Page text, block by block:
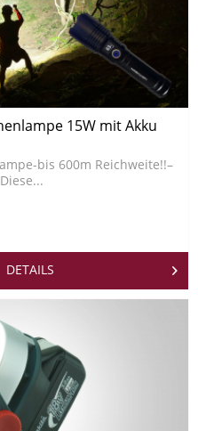
15W mit Akku
bis 600m Reichweite!!–
DETAILS